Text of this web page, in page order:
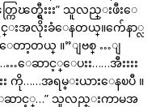
ကြၽတ္ရွီးးး” သူလည္းဖီးေ
င္းအလိုးခံေနတယ္။က်ေနာ္လ
ေတာ့တယ္ ။”ျဗစ္ …ျ
ေဆာင့္ေပးး……အီးးးး
ကို……အရမ္းယားေနၿပီ ။
ဆာင့္…” သူလည္းကာမအ